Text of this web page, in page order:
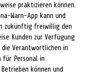
praktizieren können.
Warn-App kann und
zukünftig freiwillig den
Kunden zur Verfügung
Verantwortlichen in
Personal in
können und